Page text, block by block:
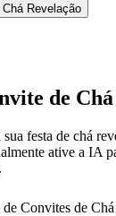
Revelação
de
festa de chá
ative a IA
Convites de